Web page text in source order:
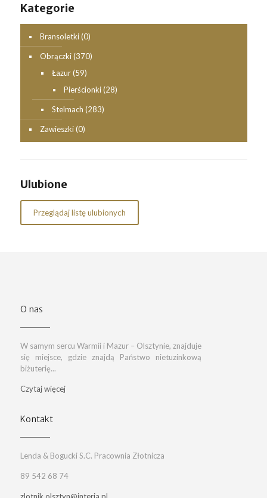
Kategorie
Bransoletki (0)
Obrączki (370)
Łazur (59)
Pierścionki (28)
Stelmach (283)
Zawieszki (0)
Ulubione
Przeglądaj listę ulubionych
O nas
W samym sercu Warmii i Mazur – Olsztynie, znajduje
się miejsce, gdzie znajdą Państwo nietuzinkową
biżuterię...
Czytaj więcej
Kontakt
Lenda & Bogucki S.C. Pracownia Złotnicza
89 542 68 74
zlotnik.olsztyn@interia.pl